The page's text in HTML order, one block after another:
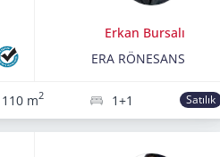
Erkan Bursalı
ERA RÖNESANS
110 m2 1+1 Satılık